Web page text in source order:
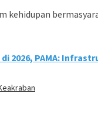
kehidupan
2026, PAMA: